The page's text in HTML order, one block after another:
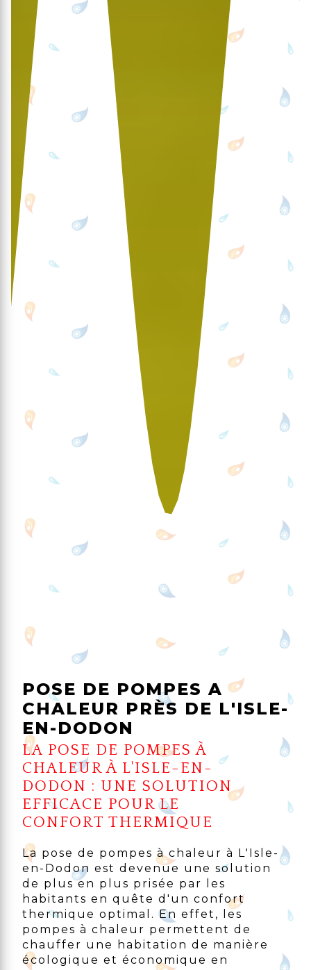
POSE DE POMPES A
CHALEUR PRÈS DE L'ISLE-
EN-DODON
LA POSE DE POMPES À
CHALEUR À L'ISLE-EN-
DODON : UNE SOLUTION
EFFICACE POUR LE
CONFORT THERMIQUE
La pose de pompes à chaleur à L'Isle-
en-Dodon est devenue une solution
de plus en plus prisée par les
habitants en quête d'un confort
thermique optimal. En effet, les
pompes à chaleur permettent de
chauffer une habitation de manière
écologique et économique en